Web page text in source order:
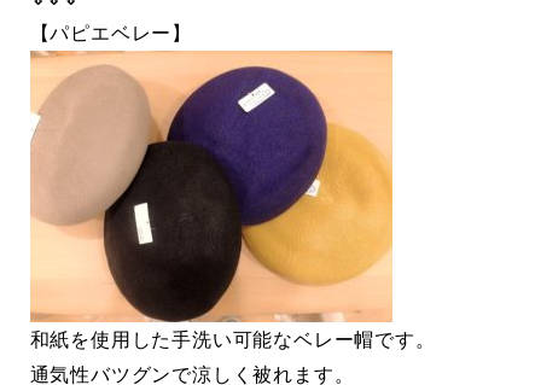
【パピエベレー】
和紙を使用した手洗い可能なベレー帽です。
通気性バツグンで涼しく被れます。